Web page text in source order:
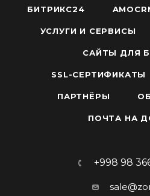
БИТРИКС24
УСЛУГИ И СЕРВИСЫ
САЙТЫ ДЛЯ
SSL-СЕРТИФИКАТЫ
ПАРТНЁРЫ
ПОЧТА НА
+998 98